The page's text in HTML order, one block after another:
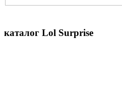
каталог Lol Surprise